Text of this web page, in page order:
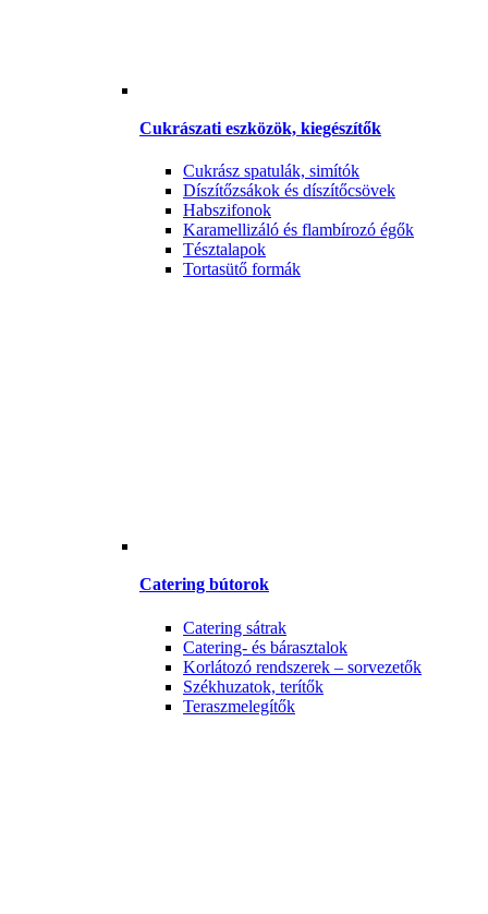
Cukrászati eszközök, kiegészítők
Cukrász spatulák, simítók
Díszítőzsákok és díszítőcsövek
Habszifonok
Karamellizáló és flambírozó égők
Tésztalapok
Tortasütő formák
Catering bútorok
Catering sátrak
Catering- és bárasztalok
Korlátozó rendszerek – sorvezetők
Székhuzatok, terítők
Teraszmelegítők